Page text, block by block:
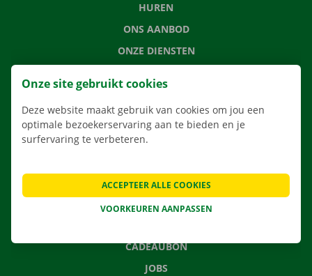
HUREN
ONS AANBOD
ONZE DIENSTEN
VERHUISOPLOSSINGEN
CONTACTEER ONS
VEELGESTELDE VRAGEN
CADEAUBON
JOBS
Onze site gebruikt cookies
Deze website maakt gebruik van cookies om jou een
optimale bezoekerservaring aan te bieden en je
surfervaring te verbeteren.
VOORKEUREN AANPASSEN
ACCEPTEER ALLE COOKIES